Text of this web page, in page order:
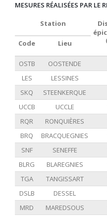
MESURES RÉALISÉES PAR LE
Station
Code Lieu
OSTB OOSTENDE
LES
LESSINES
SKQ
STEENKERQUE
UCCB
UCCLE
RQR
RONQUIÈRES
BRQ
BRACQUEGNIES
SNF
SENEFFE
BLRG
BLAREGNIES
TGA
TANGISSART
DSLB
DESSEL
MRD
MAREDSOUS